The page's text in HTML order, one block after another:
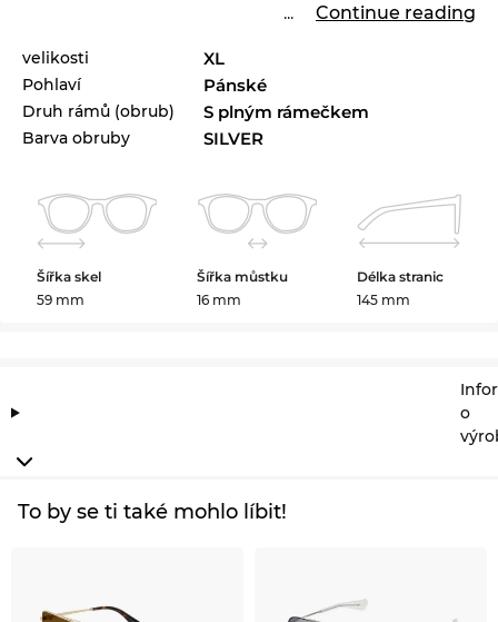
... Continue reading
velikosti XL
Pohlaví Pánské
Druh rámů (obrub) S plným rámečkem
Barva obruby SILVER
Šířka skel
59 mm
Šířka můstku
16 mm
Délka stranic
145 mm
o
To by se ti také mohlo líbit!